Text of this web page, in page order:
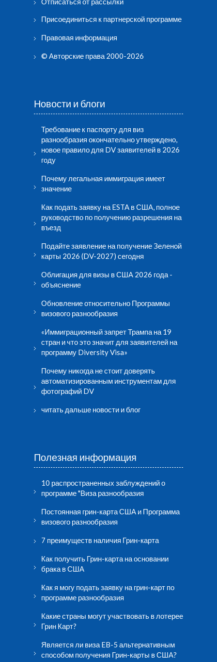
Присоединиться к партнерской программе
Правовая информация
© Авторские права 2000-2026
Новости и блоги
Требование к паспорту для виз
разнообразия окончательно утверждено,
новое правило для DV заявителей в 2026
году
Почему легальная иммиграция имеет
значение
Как подать заявку на ESTA в США, полное
руководство по получению разрешения на
въезд
Подайте заявление на получение Зеленой
карты 2026 (DV-2027) сегодня
Облигация для визы в США 2026 года -
объяснение
Обновление относительно Программы
визового разнообразия
«Иммиграционный запрет Трампа на 19
стран и что это значит для заявителей на
программу Diversity Visa»
Почему никогда не стоит доверять
автоматизированным инструментам для
фотографий DV
читать дальше новости и блог
Полезная информация
10 распространенных заблуждений о
программе "Виза разнообразия
Постоянная грин-карта США и Программа
визового разнообразия
7 преимуществ наличия Грин-карта
Как получить Грин-карта на основании
брака в США
Как я могу подать заявку на грин-карт по
программе разнообразия
Какие страны могут участвовать в лотерее
Грин Карт?
Является ли виза EB-5 альтернативным
способом получения Грин-карты в США?